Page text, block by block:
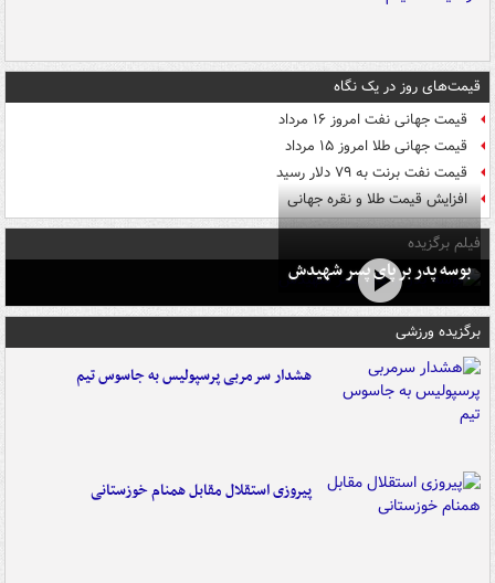
قیمت‌های روز در یک نگاه
قیمت جهانی نفت امروز ۱۶ مرداد
قیمت جهانی طلا امروز ۱۵ مرداد
قیمت نفت برنت به ۷۹ دلار رسید
افزایش قیمت طلا و نقره جهانی
فیلم برگزیده
بوسه‌ پدر بر پای پسر شهیدش
برگزیده ورزشی
هشدار سرمربی پرسپولیس به جاسوس تیم
پیروزی استقلال مقابل همنام خوزستانی